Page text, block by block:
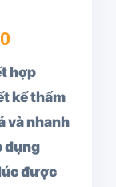
hợp
kế thẩm
và nhanh
dụng
được